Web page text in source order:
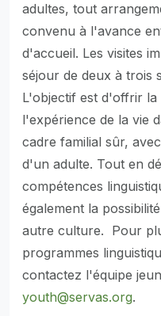
adultes, tout
convenu à l'avance
d'accueil. Les visites
séjour de deux à trois
L'objectif est d'offrir la
l'expérience de la vie
cadre familial sûr,
d'un adulte. Tout en
compétences
également la
autre culture. Pour
programmes
contactez l'équipe
youth@servas.org.